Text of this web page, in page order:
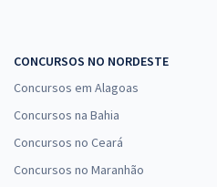
CONCURSOS NO NORDESTE
Concursos em Alagoas
Concursos na Bahia
Concursos no Ceará
Concursos no Maranhão